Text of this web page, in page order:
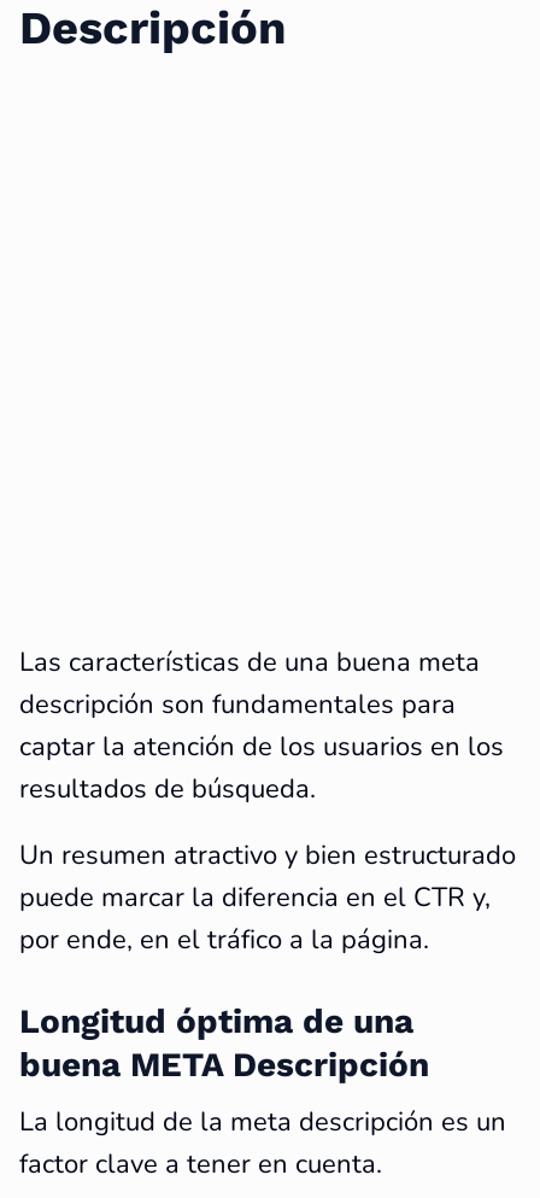
Descripción
Las características de una buena meta
descripción son fundamentales para
captar la atención de los usuarios en los
resultados de búsqueda.
Un resumen atractivo y bien estructurado
puede marcar la diferencia en el CTR y,
por ende, en el tráfico a la página.
Longitud óptima de una
buena META Descripción
La longitud de la meta descripción es un
factor clave a tener en cuenta.